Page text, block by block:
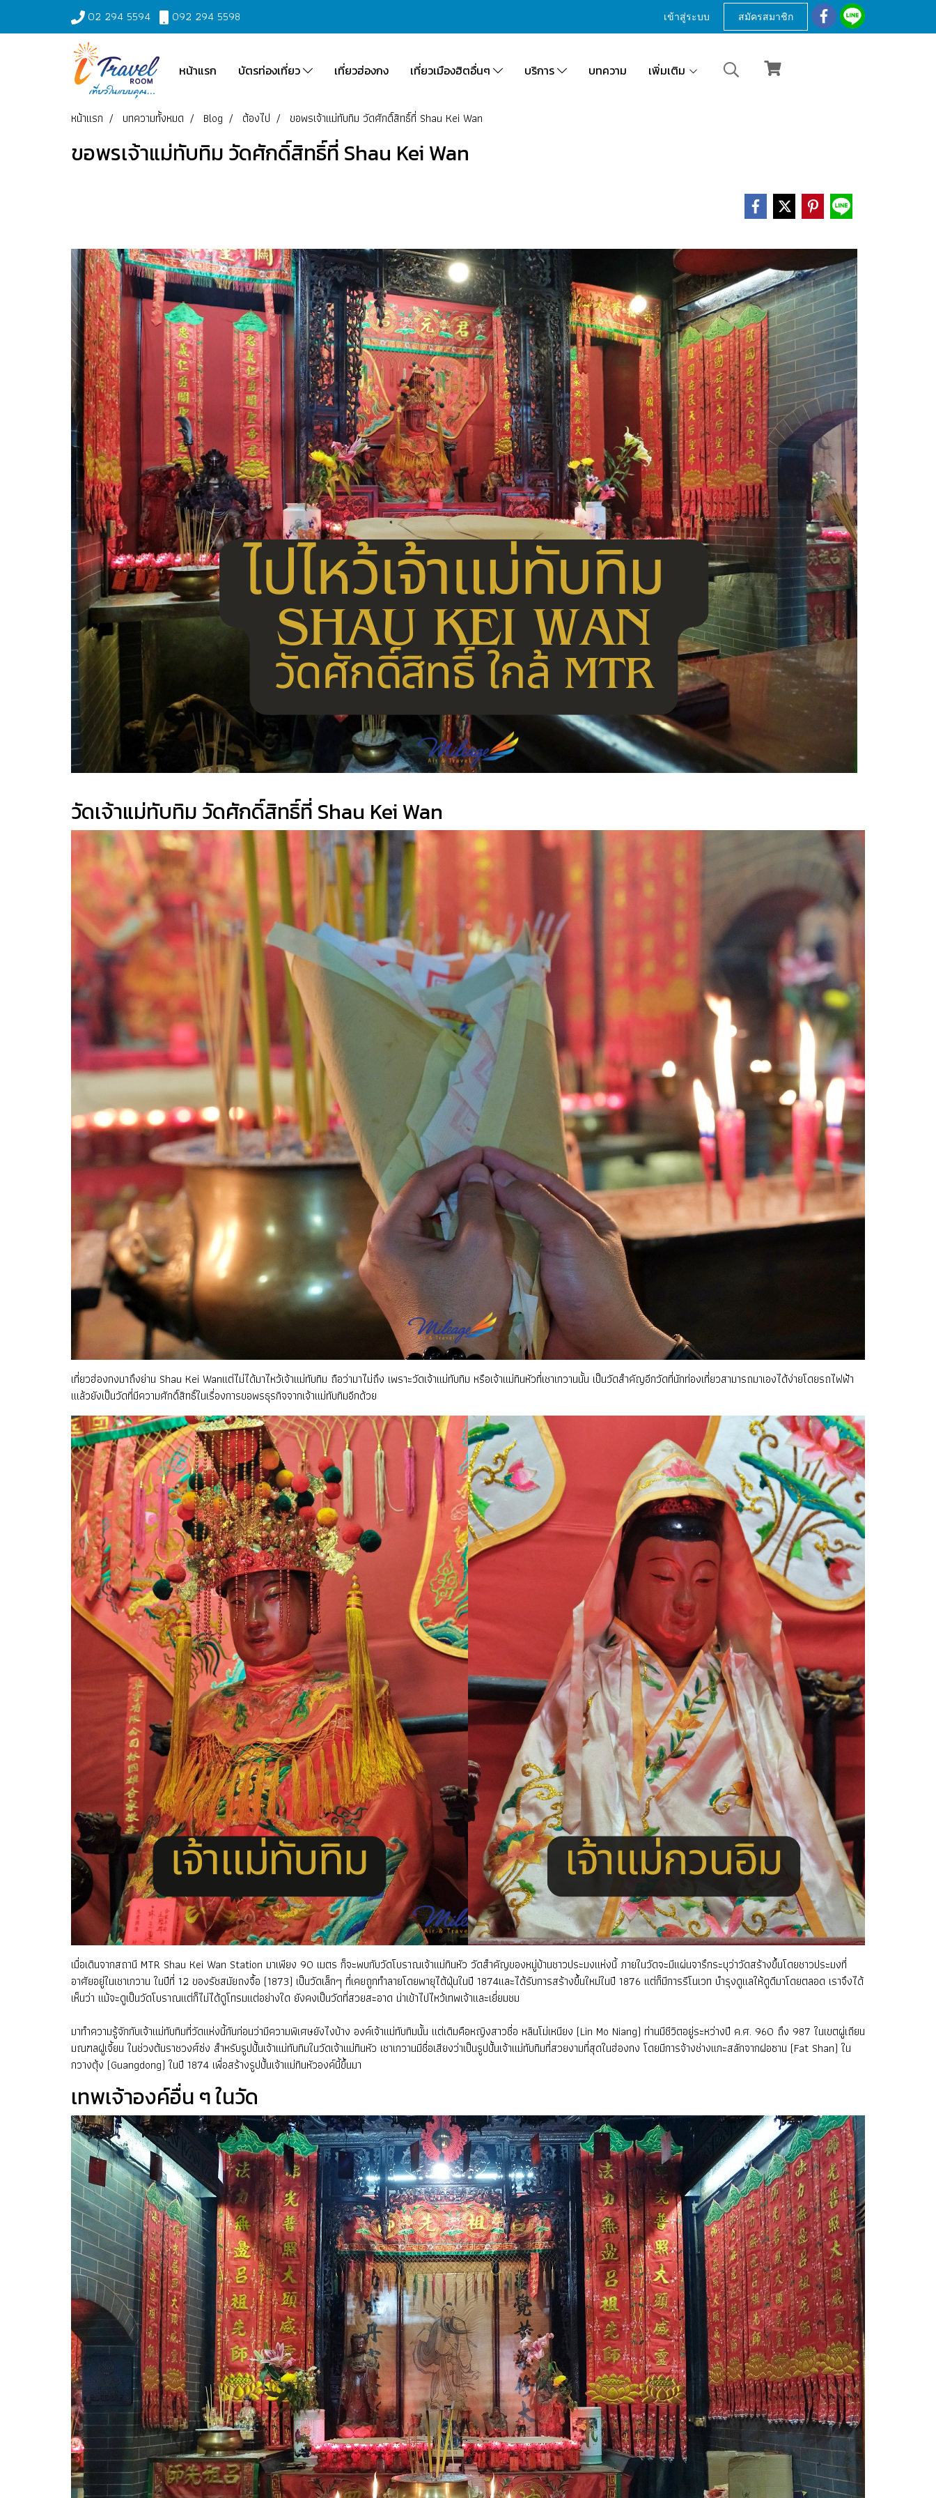
02 294 5594 092 294 5598 เข้าสู่ระบบ สมัครสมาชิก
หน้าแรก บัตรท่องเที่ยว เที่ยวฮ่องกง เที่ยวเมืองฮิตอื่นๆ บริการ บทความ เพิ่มเติม
หน้าแรก บทความทั้งหมด Blog ต้องไป ขอพรเจ้าแม่ทับทิม วัดศักดิ์สิทธิ์ที่ Shau Kei Wan
ขอพรเจ้าแม่ทับทิม วัดศักดิ์สิทธิ์ที่ Shau Kei Wan
วัดเจ้าแม่ทับทิม วัดศักดิ์สิทธิ์ที่ Shau Kei Wan
เที่ยวฮ่องกงมาถึงย่าน Shau Kei Wanแต่ไม่ได้มาไหว้เจ้าแม่ทับทิม ถือว่ามาไม่ถึง เพราะวัดเจ้าแม่ทับทิม หรือเจ้าแม่ทินหัวที่เชาเกวานนั้น เป็นวัดสำคัญอีกวัดที่นักท่องเที่ยวสามารถมาเองได้ง่ายโดยรถไฟฟ้า
เแล้วยังเป็นวัดที่มีความศักดิ์สิทธิ์ในเรื่องการขอพรธุรกิจจากเจ้าแม่ทับทิมอีกด้วย
เมื่อเดินจากสถานี MTR Shau Kei Wan Station มาเพียง 90 เมตร ก็จะพบกับวัดโบราณเจ้าแม่ทินหัว วัดสำคัญของหมู่บ้านชาวประมงแห่งนี้ ภายในวัดจะมีแผ่นจารึกระบุว่าวัดสร้างขึ้นโดยชาวประมงที่
อาศัยอยู่ในเชาเกวาน ในปีที่ 12 ของรัชสมัยถงจื้อ (1873) เป็นวัดเล็กๆ ที่เคยถูกทำลายโดยพายุไต้ฝุ่นในปี 1874และได้รับการสร้างขึ้นใหม่ในปี 1876 แต่ก็มีการรีโนเวท บำรุงดูแลให้ดูดีมาโดยตลอด เราจึงได้
เห็นว่า แม้จะดูเป็นวัดโบราณแต่ก็ไม่ได้ดูโทรมแต่อย่างใด ยังคงเป็นวัดที่สวยสะอาด น่าเข้าไปไหว้เทพเจ้าและเยี่ยมชม
มาทำความรู้จักกับเจ้าแม่ทับทิมที่วัดแห่งนี้กันก่อนว่ามีความพิเศษยังไงบ้าง องค์เจ้าแม่ทับทิมนั้น แต่เดิมคือหญิงสาวชื่อ หลินโม่เหนียง (Lin Mo Niang) ท่านมีชีวิตอยู่ระหว่างปี ค.ศ. 960 ถึง 987 ในเขตผู่เถียน
มณฑลฝูเจี้ยน ในช่วงต้นราชวงศ์ซ่ง สำหรับรูปปั้นเจ้าแม่ทับทิมในวัดเจ้าแม่ทินหัว เชาเกวานมีชื่อเสียงว่าเป็นรูปปั้นเจ้าแม่ทับทิมที่สวยงามที่สุดในฮ่องกง โดยมีการจ้างช่างแกะสลักจากฝอซาน (Fat Shan) ใน
กวางตุ้ง (Guangdong) ในปี 1874 เพื่อสร้างรูปปั้นเจ้าแม่ทินหัวองค์นี้ขึ้นมา
เทพเจ้าองค์อื่น ๆ ในวัด